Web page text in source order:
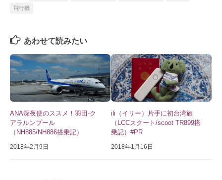
飛行機
あわせて読みたい
ANA深夜便のススメ！羽田-ク
アラルンプール
（NH885/NH886搭乗記）
2018年2月9日
ili（イリー）片手に初台湾旅
（LCCスクート/scoot TR899搭
乗記）#PR
2018年1月16日